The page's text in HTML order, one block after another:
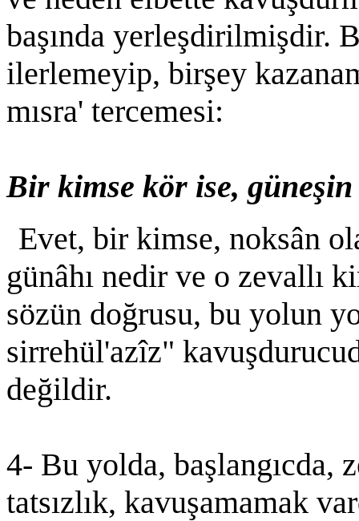
başında yerleşdirilmişdir.
ilerlemeyip, birşey
mısra' tercemesi:
Bir kimse kör ise, güneşin
Evet, bir kimse, noksân
günâhı nedir ve o zevallı
sözün doğrusu, bu yolun
sirrehül'azîz"
değildir.
4- Bu yolda, başlangıcda,
tatsızlık, kavuşamamak